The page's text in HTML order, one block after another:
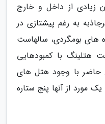
زیادی از داخل و خارج
به رغم پیشتازی در
های بومگردی، سالهاست
هتلینگ با کمبودهایی
حاضر با‬ وجود هتل های
مورد از آنها پنج ستاره